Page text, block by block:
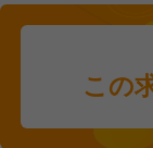
この